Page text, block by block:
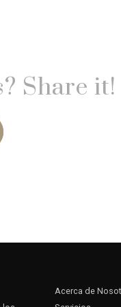
Share it!
Acerca de